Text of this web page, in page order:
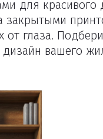
для красивого
закрытыми
от глаза.
вашего